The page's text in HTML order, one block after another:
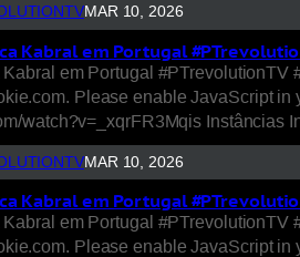
MAR 10, 2026
Kabral em Portugal
Kabral em Portugal
Please enable JavaScript
watch?v=_xqrFR3Mqis
MAR 10, 2026
Kabral em Portugal
Kabral em Portugal
Please enable JavaScript